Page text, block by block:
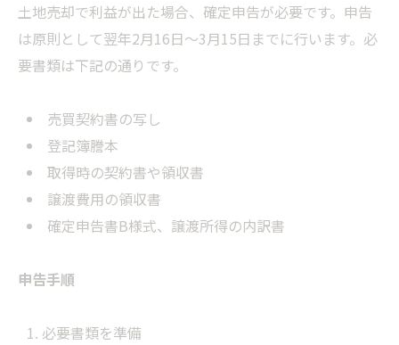
土地売却で利益が出た場合、確定申告が必要です。申告
は原則として翌年2月16日〜3月15日までに行います。必
要書類は下記の通りです。
売買契約書の写し
登記簿謄本
取得時の契約書や領収書
譲渡費用の領収書
確定申告書B様式、譲渡所得の内訳書
申告手順
必要書類を準備